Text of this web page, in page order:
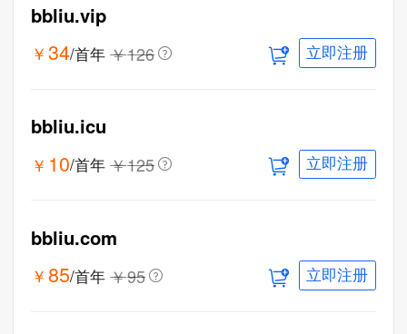
bbliu.vip
￥ 34/首年 ￥126 立即注册
bbliu.icu
￥ 10/首年 ￥125 立即注册
bbliu.com
￥ 85/首年 ￥95 立即注册